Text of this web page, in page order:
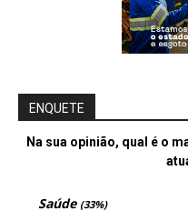
ENQUETE
Na sua opinião, qual é o
Saúde (33%)